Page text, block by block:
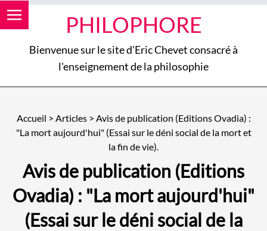
PHILOPHORE
Bienvenue sur le site d'Eric Chevet consacré à
l'enseignement de la philosophie
Accueil > Articles > Avis de publication (Editions Ovadia) :
"La mort aujourd'hui" (Essai sur le déni social de la mort et
la fin de vie).
Avis de publication (Editions
Ovadia) : "La mort aujourd'hui"
(Essai sur le déni social de la